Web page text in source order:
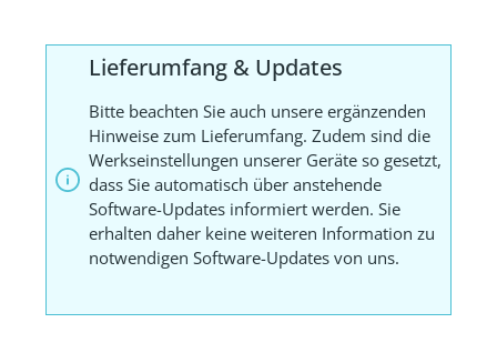
Lieferumfang & Updates
Bitte beachten Sie auch unsere ergänzenden
Hinweise zum Lieferumfang. Zudem sind die
Werkseinstellungen unserer Geräte so gesetzt,
dass Sie automatisch über anstehende
Software-Updates informiert werden. Sie
erhalten daher keine weiteren Information zu
notwendigen Software-Updates von uns.